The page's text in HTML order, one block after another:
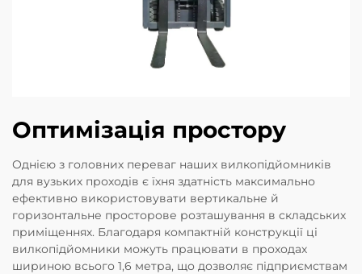
Оптимізація простору
Однією з головних переваг наших вилкопідйомників
для вузьких проходів є їхня здатність максимально
ефективно використовувати вертикальне й
горизонтальне просторове розташування в складських
приміщеннях. Благодаря компактній конструкції ці
вилкопідйомники можуть працювати в проходах
шириною всього 1,6 метра, що дозволяє підприємствам